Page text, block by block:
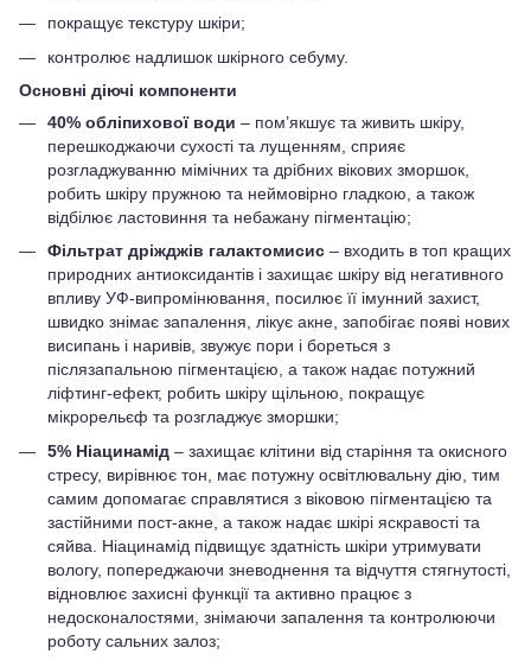
покращує текстуру шкіри;
контролює надлишок шкірного себуму.
Основні діючі компоненти
40% обліпихової води – пом’якшує та живить шкіру,
перешкоджаючи сухості та лущенням, сприяє
розгладжуванню мімічних та дрібних вікових зморшок,
робить шкіру пружною та неймовірно гладкою, а також
відбілює ластовиння та небажану пігментацію;
Фільтрат дріжджів галактомисис – входить в топ кращих
природних антиоксидантів і захищає шкіру від негативного
впливу УФ-випромінювання, посилює її імунний захист,
швидко знімає запалення, лікує акне, запобігає появі нових
висипань і наривів, звужує пори і бореться з
післязапальною пігментацією, а також надає потужний
ліфтинг-ефект, робить шкіру щільною, покращує
мікрорельєф та розгладжує зморшки;
5% Ніацинамід – захищає клітини від старіння та окисного
стресу, вирівнює тон, має потужну освітлювальну дію, тим
самим допомагає справлятися з віковою пігментацією та
застійними пост-акне, а також надає шкірі яскравості та
сяйва. Ніацинамід підвищує здатність шкіри утримувати
вологу, попереджаючи зневоднення та відчуття стягнутості,
відновлює захисні функції та активно працює з
недосконалостями, знімаючи запалення та контролюючи
роботу сальних залоз;